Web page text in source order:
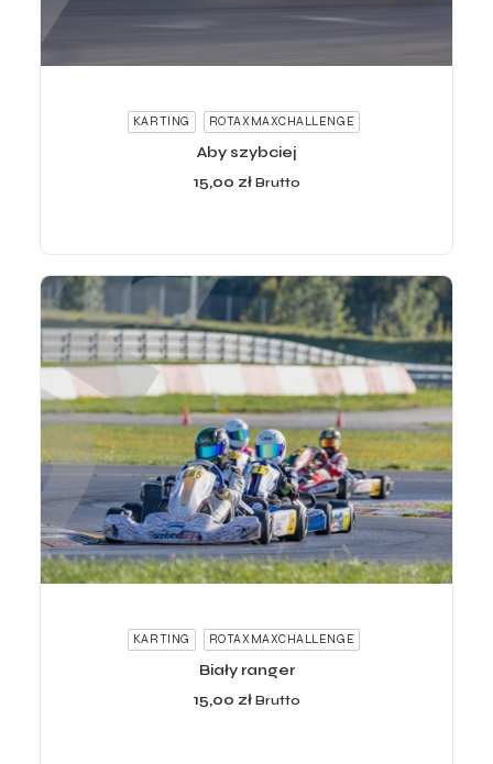
KARTING ROTAXMAXCHALLENGE
Aby szybciej
15,00 zł Brutto
KARTING ROTAXMAXCHALLENGE
Biały ranger
15,00 zł Brutto